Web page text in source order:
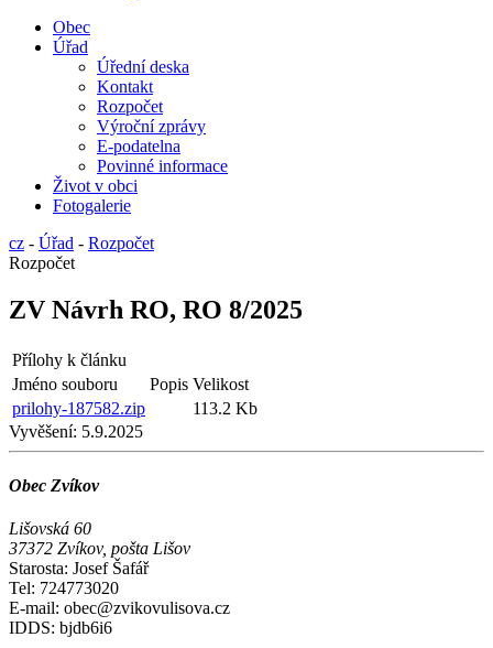
Obec
Úřad
Úřední deska
Kontakt
Rozpočet
Výroční zprávy
E-podatelna
Povinné informace
Život v obci
Fotogalerie
cz - Úřad - Rozpočet
Rozpočet
ZV Návrh RO, RO 8/2025
Přílohy k článku
Jméno souboru
Popis Velikost
prilohy-187582.zip
113.2 Kb
Vyvěšení: 5.9.2025
Obec Zvíkov
Lišovská 60
37372 Zvíkov, pošta Lišov
Starosta: Josef Šafář
Tel: 724773020
E-mail: obec@zvikovulisova.cz
IDDS: bjdb6i6